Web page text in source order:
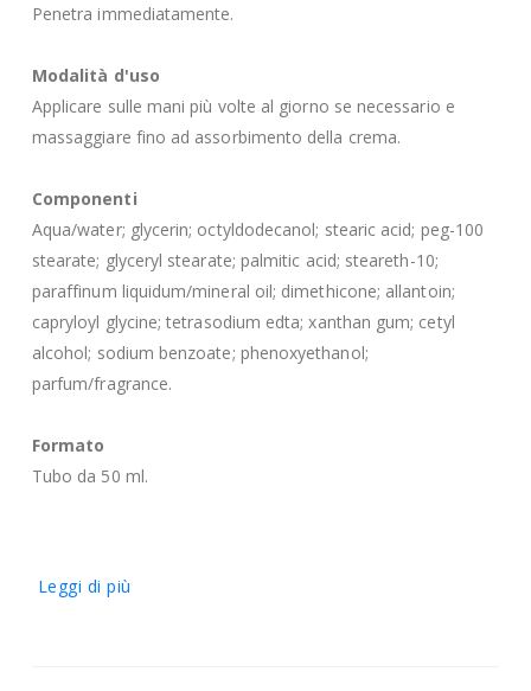
Penetra immediatamente.
Modalità d'uso
Applicare sulle mani più volte al giorno se necessario e
massaggiare fino ad assorbimento della crema.
Componenti
Aqua/water; glycerin; octyldodecanol; stearic acid; peg-100
stearate; glyceryl stearate; palmitic acid; steareth-10;
paraffinum liquidum/mineral oil; dimethicone; allantoin;
capryloyl glycine; tetrasodium edta; xanthan gum; cetyl
alcohol; sodium benzoate; phenoxyethanol;
parfum/fragrance.
Formato
Tubo da 50 ml.
Leggi di più